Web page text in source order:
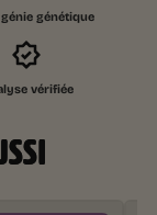
génétique
vérifiée